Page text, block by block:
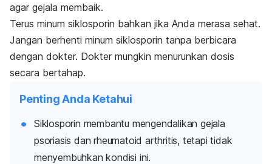
agar gejala membaik.
Terus minum siklosporin bahkan jika Anda merasa sehat.
Jangan berhenti minum siklosporin tanpa berbicara
dengan dokter. Dokter mungkin menurunkan dosis
secara bertahap.
Penting Anda Ketahui
Siklosporin membantu mengendalikan gejala
psoriasis danrheumatoid arthritis, tetapi tidak
menyembuhkan kondisi ini.